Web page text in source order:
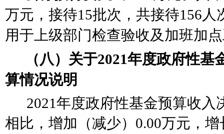
万元，接待15批次，共接待156人
用于上级部门检查验收及加班加
（八）关于2021年度政府性基
算情况说明
2021年度政府性基金预算收入
相比，增加（减少）0.00万元，